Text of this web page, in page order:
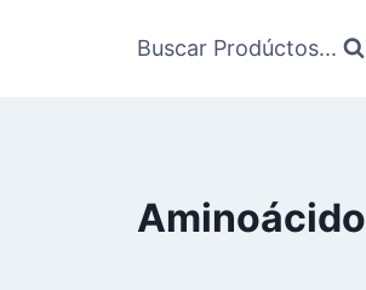
Buscar Prodúctos...
Aminoácido